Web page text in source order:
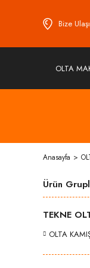
Bize
OLTA
Anasayfa
Ürün
TEKNE
OLTA